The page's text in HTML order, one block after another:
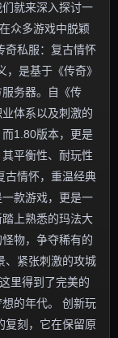
就来深入探讨一
众多游戏中脱颖
奇私服：复古情怀
是基于《传奇》
务器。自《传
体系以及刺激的
1.80版本，更是
平衡性、耐玩性
古情怀，重温经典
款游戏，更是一
上熟悉的玛法大
物，争夺稀有的
、紧张刺激的攻城
里得到了完美的
的年代。 创新玩
复刻，它在保留原